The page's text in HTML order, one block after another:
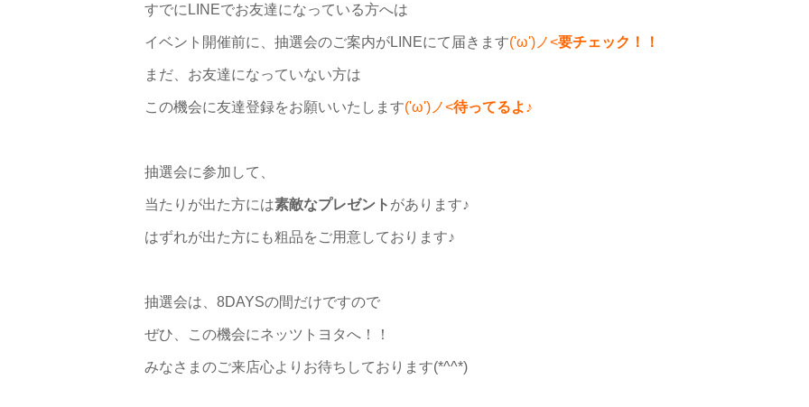
すでにLINEでお友達になっている方へは
イベント開催前に、抽選会のご案内がLINEにて届きます('ω')ノ<要チェック！！
まだ、お友達になっていない方は
この機会に友達登録をお願いいたします('ω')ノ<待ってるよ♪
抽選会に参加して、
当たりが出た方には素敵なプレゼント があります♪
はずれが出た方にも粗品をご用意しております♪
抽選会は、8DAYSの間だけですので
ぜひ、この機会にネッツトヨタへ！！
みなさまのご来店心よりお待ちしております(*^^*)